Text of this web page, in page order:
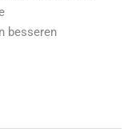
besseren